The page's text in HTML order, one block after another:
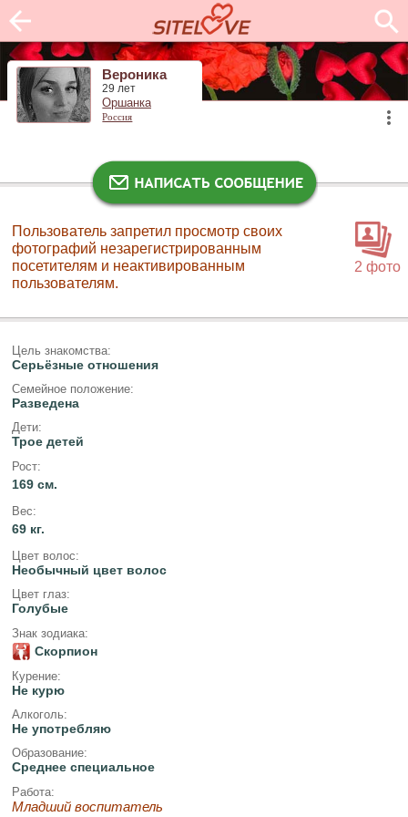
Вероника
29 лет
Оршанка
Россия
2 фото
Пользователь запретил просмотр своих
фотографий незарегистрированным
посетителям и неактивированным
пользователям.
Цель знакомства:
Серьёзные отношения
Семейное положение:
Разведена
Дети:
Трое детей
Рост:
169 см.
Вес:
69 кг.
Цвет волос:
Необычный цвет волос
Цвет глаз:
Голубые
Знак зодиака:
Скорпион
Курение:
Не курю
Алкоголь:
Не употребляю
Образование:
Среднее специальное
Работа:
Младший воспитатель